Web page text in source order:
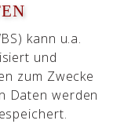
kann u.a.
und
zum Zwecke
Daten werden